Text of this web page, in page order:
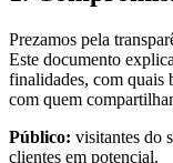
Prezamos pela
Este documento
finalidades, com quais
com quem
Público: visitantes do
clientes em potencial.